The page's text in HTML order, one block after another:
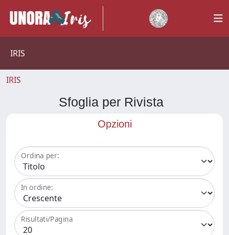
IRIS
IRIS
Sfoglia per Rivista
Opzioni
Ordina per:
In ordine:
Risultati/Pagina